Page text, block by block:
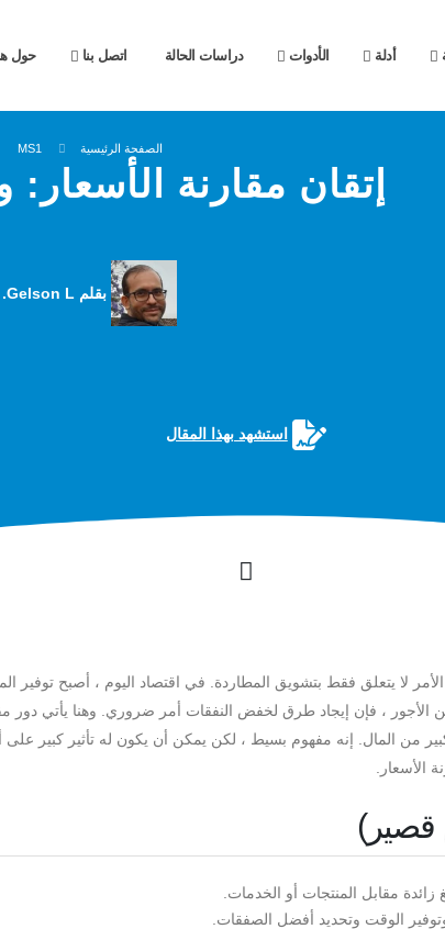
أدلة الأدوات دراسات الحالة اتصل بنا حول
الصفحة الرئيسية MS1
إتقان مقارنة الأسعار:
بقلم Gelson L.
استشهد بهذا المقال
لا يتعلق فقط بتشويق المطاردة. في اقتصاد اليوم ، أصبح توفير
، فإن إيجاد طرق لخفض النفقات أمر ضروري. وهنا يأتي دور
من المال. إنه مفهوم بسيط ، لكن يمكن أن يكون له تأثير كبير على
الأسعار.
قصير)
زائدة مقابل المنتجات أو الخدمات.
الوقت وتحديد أفضل الصفقات.